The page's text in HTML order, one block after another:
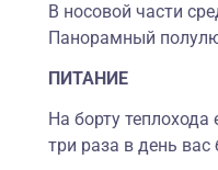
В носовой части
Панорамный
ПИТАНИЕ
На борту
три раза в день